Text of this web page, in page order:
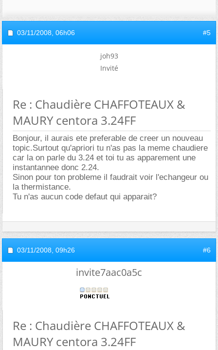
03/11/2008, 06h06 #5
joh93
Invité
Re : Chaudière CHAFFOTEAUX &
MAURY centora 3.24FF
Bonjour, il aurais ete preferable de creer un nouveau
topic.Surtout qu'apriori tu n'as pas la meme chaudiere
car la on parle du 3.24 et toi tu as apparement une
instantannee donc 2.24.
Sinon pour ton probleme il faudrait voir l'echangeur ou
la thermistance.
Tu n'as aucun code defaut qui apparait?
03/11/2008, 09h26 #6
invite7aac0a5c
Re : Chaudière CHAFFOTEAUX &
MAURY centora 3.24FF